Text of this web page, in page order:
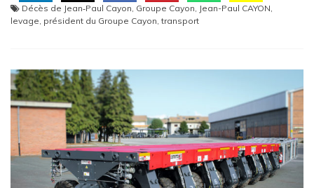
Décès de Jean‑Paul Cayon Groupe Cayon Jean-Paul CAYON
levage président du Groupe Cayon ,transport